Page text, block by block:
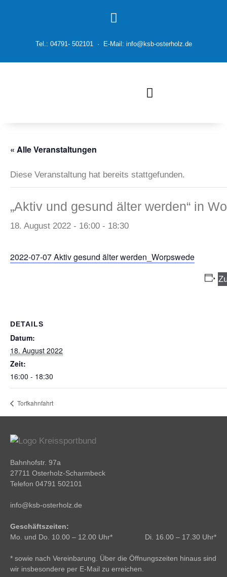
Tel.: 04791- 502101 · E-Mail: info@ksb-osterholz.de
« Alle Veranstaltungen
Diese Veranstaltung hat bereits stattgefunden.
„Aktiv und gesund älter werden“ in
18. August 2022 - 16:00 - 18:30
2022-07-07 Aktiv gesund älter werden_Worpswede
DETAILS
Datum:
18. August 2022
Zeit:
16:00 - 18:30
Torfkahnfahrt
Bahnhofstr. 97a
27711 Osterholz-Scharmbeck
Telefon 04791 502101
info@ksb-osterholz.de
Geschäftszeiten:
Mo. und Do. 10.00 – 12.00 Uhr* Di. 16.00 – 17.30 Uhr*
* sowie nach Vereinbarung. Über die Öffnungszeiten hinaus sind
wir insbesondere per E-Mail zu erreichen.